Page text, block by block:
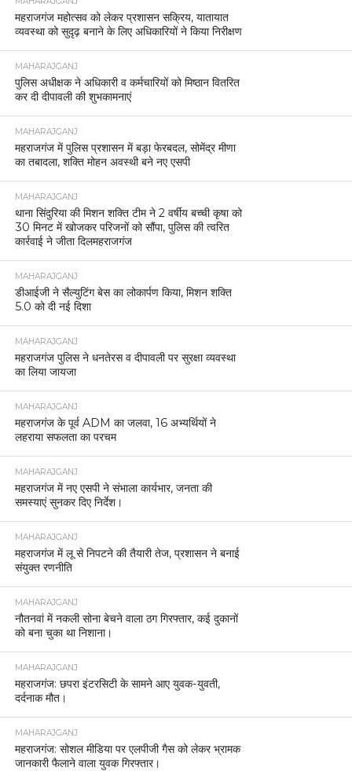
महराजगंज महोत्सव को लेकर प्रशासन सक्रिय, यातायात
व्यवस्था को सुदृढ़ बनाने के लिए अधिकारियों ने किया निरीक्षण
MAHARAJGANJ
पुलिस अधीक्षक ने अधिकारी व कर्मचारियों को मिष्ठान वितरित
कर दी दीपावली की शुभकामनाएं
MAHARAJGANJ
महराजगंज में पुलिस प्रशासन में बड़ा फेरबदल, सोमेंद्र मीणा
का तबादला, शक्ति मोहन अवस्थी बने नए एसपी
MAHARAJGANJ
थाना सिंदुरिया की मिशन शक्ति टीम ने 2 वर्षीय बच्ची कृषा को
30 मिनट में खोजकर परिजनों को सौंपा, पुलिस की त्वरित
कार्रवाई ने जीता दिलमहराजगंज
MAHARAJGANJ
डीआईजी ने सैल्युटिंग बेस का लोकार्पण किया, मिशन शक्ति
5.0 को दी नई दिशा
MAHARAJGANJ
महराजगंज पुलिस ने धनतेरस व दीपावली पर सुरक्षा व्यवस्था
का लिया जायजा
MAHARAJGANJ
महराजगंज के पूर्व ADM का जलवा, 16 अभ्यर्थियों ने
लहराया सफलता का परचम
MAHARAJGANJ
महराजगंज में नए एसपी ने संभाला कार्यभार, जनता की
समस्याएं सुनकर दिए निर्देश।
MAHARAJGANJ
महराजगंज में लू से निपटने की तैयारी तेज, प्रशासन ने बनाई
संयुक्त रणनीति
MAHARAJGANJ
नौतनवां में नकली सोना बेचने वाला ठग गिरफ्तार, कई दुकानों
को बना चुका था निशाना।
MAHARAJGANJ
महराजगंज: छपरा इंटरसिटी के सामने आए युवक-युवती,
दर्दनाक मौत।
MAHARAJGANJ
महराजगंज: सोशल मीडिया पर एलपीजी गैस को लेकर भ्रामक
जानकारी फैलाने वाला युवक गिरफ्तार।